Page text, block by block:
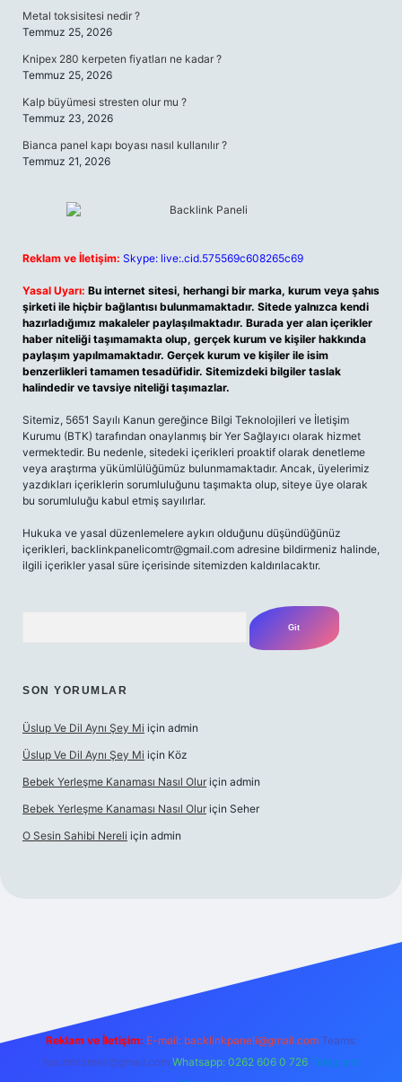
Metal toksisitesi nedir ?
Temmuz 25, 2026
Knipex 280 kerpeten fiyatları ne kadar ?
Temmuz 25, 2026
Kalp büyümesi stresten olur mu ?
Temmuz 23, 2026
Bianca panel kapı boyası nasıl kullanılır ?
Temmuz 21, 2026
Reklam ve İletişim: Skype: live:.cid.575569c608265c69
Yasal Uyarı: Bu internet sitesi, herhangi bir marka, kurum veya şahıs
şirketi ile hiçbir bağlantısı bulunmamaktadır. Sitede yalnızca kendi
hazırladığımız makaleler paylaşılmaktadır. Burada yer alan içerikler
haber niteliği taşımamakta olup, gerçek kurum ve kişiler hakkında
paylaşım yapılmamaktadır. Gerçek kurum ve kişiler ile isim
benzerlikleri tamamen tesadüfidir. Sitemizdeki bilgiler taslak
halindedir ve tavsiye niteliği taşımazlar.
Sitemiz, 5651 Sayılı Kanun gereğince Bilgi Teknolojileri ve İletişim
Kurumu (BTK) tarafından onaylanmış bir Yer Sağlayıcı olarak hizmet
vermektedir. Bu nedenle, sitedeki içerikleri proaktif olarak denetleme
veya araştırma yükümlülüğümüz bulunmamaktadır. Ancak, üyelerimiz
yazdıkları içeriklerin sorumluluğunu taşımakta olup, siteye üye olarak
bu sorumluluğu kabul etmiş sayılırlar.
Hukuka ve yasal düzenlemelere aykırı olduğunu düşündüğünüz
içerikleri, backlinkpanelicomtr@gmail.com adresine bildirmeniz halinde,
ilgili içerikler yasal süre içerisinde sitemizden kaldırılacaktır.
SON YORUMLAR
Üslup Ve Dil Aynı Şey Mi için admin
Üslup Ve Dil Aynı Şey Mi için Köz
Bebek Yerleşme Kanaması Nasıl Olur için admin
Bebek Yerleşme Kanaması Nasıl Olur için Seher
O Sesin Sahibi Nereli için admin
Reklam ve İletişim: E-mail: backlinkpaneli@gmail.com Teams:
forumhizmeti@gmail.com Whatsapp: 0262 606 0 726 Telegram: